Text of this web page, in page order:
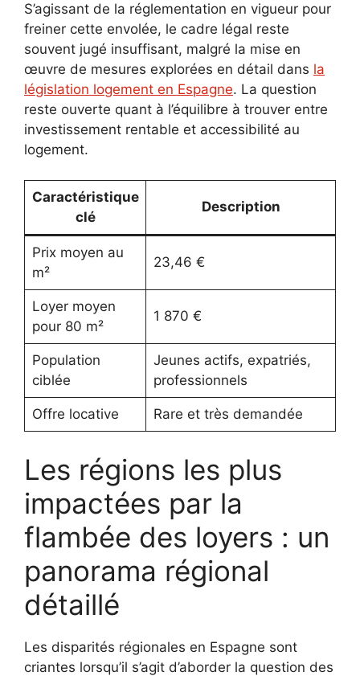
S’agissant de la réglementation en vigueur pour
freiner cette envolée, le cadre légal reste
souvent jugé insuffisant, malgré la mise en
œuvre de mesures explorées en détail dans la
législation logement en Espagne. La question
reste ouverte quant à l’équilibre à trouver entre
investissement rentable et accessibilité au
logement.
Caractéristique
clé
Description
Prix moyen au
m²
23,46 €
Loyer moyen
pour 80 m²
1 870 €
Population
ciblée
Jeunes actifs, expatriés,
professionnels
Offre locative Rare et très demandée
Les régions les plus
impactées par la
flambée des loyers : un
panorama régional
détaillé
Les disparités régionales en Espagne sont
criantes lorsqu’il s’agit d’aborder la question des